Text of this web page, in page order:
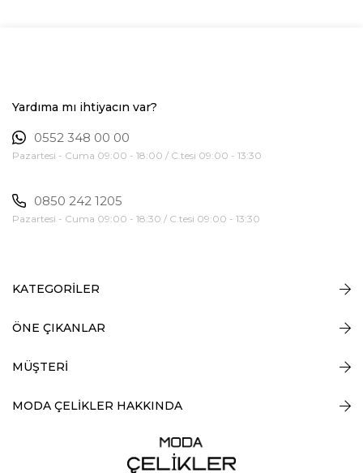
Yardıma mı ihtiyacın var?
0552 348 00 00
Pazartesi - Cuma 09:00 - 18:00 / C.tesi 09:00 - 13:30
0850 242 1205
Pazartesi - Cuma 09:00 - 18:30 / C.tesi 09:00 - 13:30
KATEGORİLER
ÖNE ÇIKANLAR
MÜŞTERİ
MODA ÇELİKLER HAKKINDA